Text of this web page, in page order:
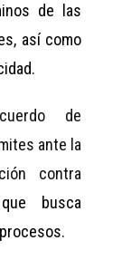
de las
así como
de
ante la
contra
busca